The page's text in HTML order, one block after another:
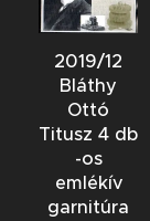
2019/12
Bláthy
Ottó
Titusz 4 db
-os
emlékív
garnitúra